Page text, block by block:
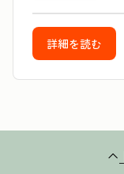
詳細を読む